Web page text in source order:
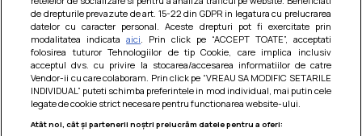
Barcute din vinete cu arpagic rosu
Un deliciu usor de preparat!
de drepturile prevazute de art. 15-22 din GDPR in legatura cu prelucrarea
datelor cu caracter personal. Aceste drepturi pot fi exercitate prin
modalitatea indicataaici . Prin click pe “ACCEPT TOATE”, acceptati
folosirea tuturor Tehnologiilor de tip Cookie, care implica inclusiv
acceptul dvs. cu privire la stocarea/accesarea informatiilor de catre
Vendor-ii cu care colaboram. Prin click pe “VREAU SA MODIFIC SETARILE
INDIVIDUAL” puteti schimba preferintele in mod individual, mai putin cele
legate de cookie strict necesare pentru functionarea website-ului.
Atât noi, cât și partenerii noștri prelucrăm datele pentru a oferi: